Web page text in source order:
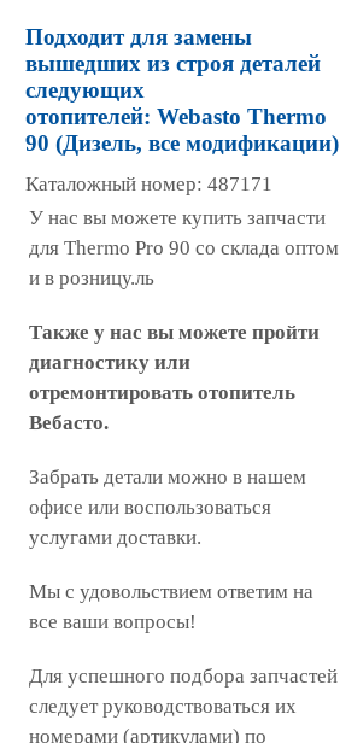
Подходит для замены
вышедших из строя деталей
следующих
отопителей: Webasto Thermo
90 (Дизель, все модификации)
Каталожный номер: 487171
У нас вы можете купить запчасти
для Thermo Pro 90 со склада оптом
и в розницу.ль
Также у нас вы можете пройти
диагностику или
отремонтировать отопитель
Вебасто.
Забрать детали можно в нашем
офисе или воспользоваться
услугами доставки.
Мы с удовольствием ответим на
все ваши вопросы!
Для успешного подбора запчастей
следует руководствоваться их
номерами (артикулами) по